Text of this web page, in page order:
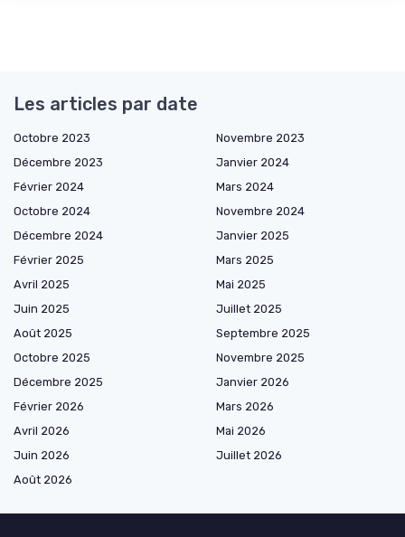
Les articles par date
Octobre 2023
Novembre 2023
Décembre 2023
Janvier 2024
Février 2024
Mars 2024
Octobre 2024
Novembre 2024
Décembre 2024
Janvier 2025
Février 2025
Mars 2025
Avril 2025
Mai 2025
Juin 2025
Juillet 2025
Août 2025
Septembre 2025
Octobre 2025
Novembre 2025
Décembre 2025
Janvier 2026
Février 2026
Mars 2026
Avril 2026
Mai 2026
Juin 2026
Juillet 2026
Août 2026